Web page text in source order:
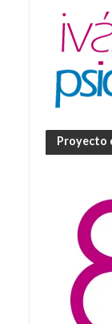
Proyecto